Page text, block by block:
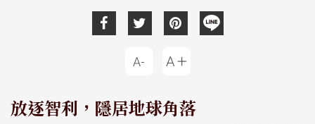
放逐智利，隱居地球角落